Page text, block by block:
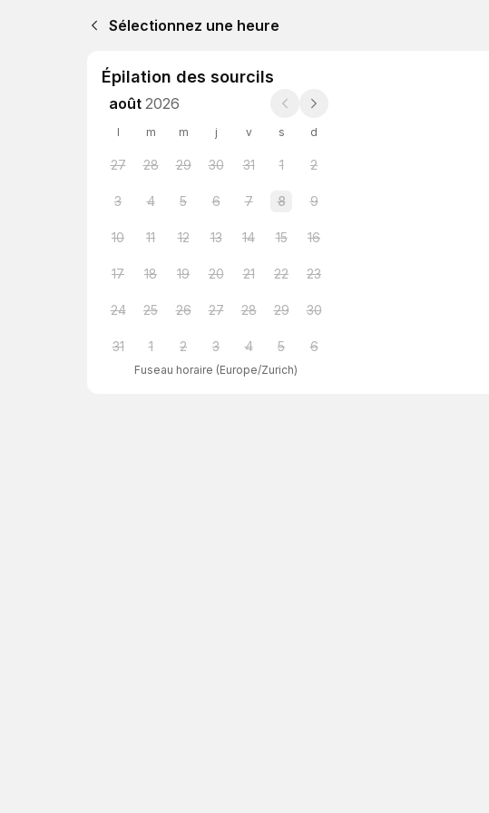
Sélectionnez une heure
Épilation des sourcils
août 2026
l m m j v s d
27 28 29 30 31 1 2
3 4 5 6 7 8 9
10 11 12 13 14 15 16
17 18 19 20 21 22 23
24 25 26 27 28 29 30
31 1 2 3 4 5 6
Fuseau horaire (Europe/Zurich)